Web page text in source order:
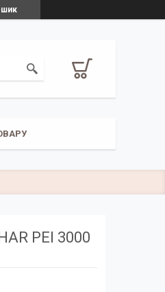
PEI 3000